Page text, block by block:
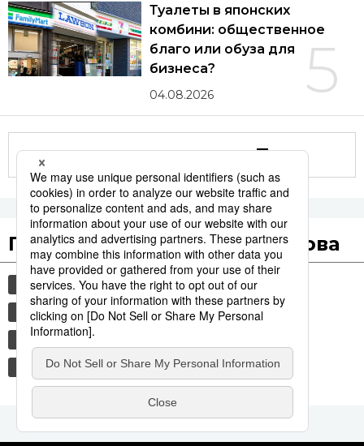
5
Туалеты в японских
комбини: общественное
благо или обуза для
бизнеса?
04.08.2026
Другие статьи по теме
Популярные поисковые слова
общество культура
история
технологии
политика
jiji press
синкансэн
еда и напитки